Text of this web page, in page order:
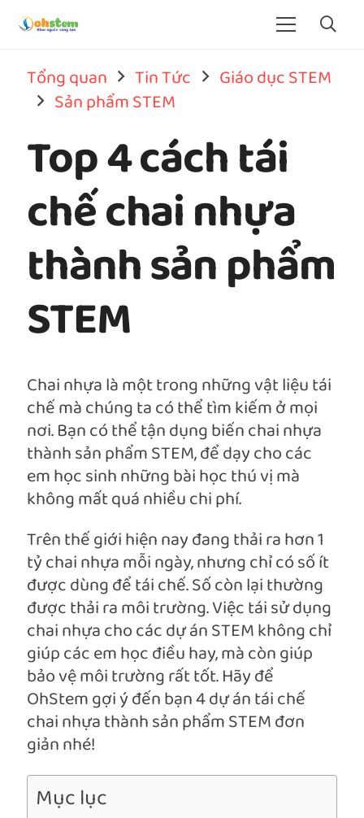
Tổng quan Tin Tức
Giáo dục STEM
Sản phẩm STEM
Top 4 cách tái
chế chai nhựa
thành sản phẩm
STEM
Chai nhựa là một trong những vật liệu tái
chế mà chúng ta có thể tìm kiếm ở mọi
nơi. Bạn có thể tận dụng biến chai nhựa
thành sản phẩm STEM, để dạy cho các
em học sinh những bài học thú vị mà
không mất quá nhiều chi phí.
Trên thế giới hiện nay đang thải ra hơn 1
tỷ chai nhựa mỗi ngày, nhưng chỉ có số ít
được dùng để tái chế. Số còn lại thường
được thải ra môi trường. Việc tái sử dụng
chai nhựa cho các dự án STEM không chỉ
giúp các em học điều hay, mà còn giúp
bảo vệ môi trường rất tốt. Hãy để
OhStem gợi ý đến bạn 4 dự án tái chế
chai nhựa thành sản phẩm STEM đơn
giản nhé!
Mục lục